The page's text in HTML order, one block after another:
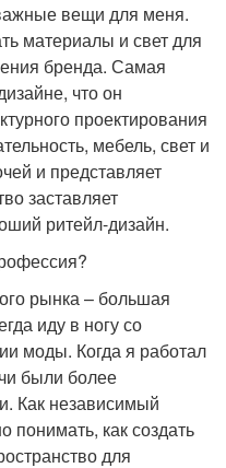
вещи для меня.
материалы и свет для
бренда. Самая
что он
проектирования
мебель, свет и
и представляет
заставляет
ритейл-дизайн.
рынка – большая
иду в ногу со
моды. Когда я работал
были более
Как независимый
понимать, как создать
для